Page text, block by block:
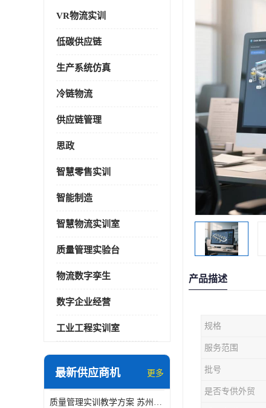
VR物流实训
低碳供应链
生产系统仿真
冷链物流
供应链管理
思政
智慧零售实训
智能制造
智慧物流实训室
质量管理实验台
物流数字孪生
数字企业经营
工业工程实训室
最新供应商机 更多
质量管理实训教学方案 苏州质量管理实训 _京创智业
产品描述
规格
服务范围
批号
是否专供外贸